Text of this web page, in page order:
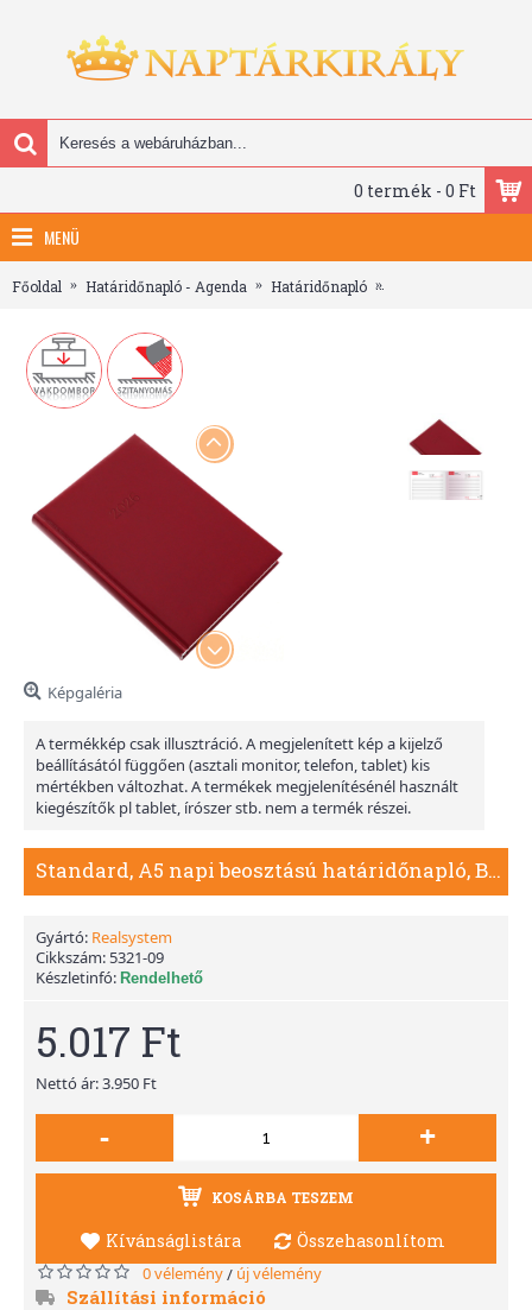
0 termék - 0 Ft
MENÜ
Főoldal Határidőnapló - Agenda Határidőnapló
Képgaléria
A termékkép csak illusztráció. A megjelenített kép a kijelző
beállításától függően (asztali monitor, telefon, tablet) kis
mértékben változhat. A termékek megjelenítésénél használt
kiegészítők pl tablet, írószer stb. nem a termék részei.
Standard, A5 napi beosztású határidőnapló, Bordó
Gyártó: Realsystem
Cikkszám: 5321-09
Készletinfó: Rendelhető
5.017 Ft
Nettó ár: 3.950 Ft
- +
KOSÁRBA TESZEM
Kívánságlistára Összehasonlítom
0 vélemény/ új vélemény
Szállítási információ